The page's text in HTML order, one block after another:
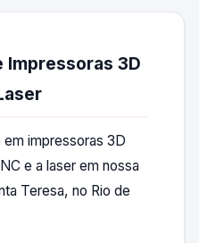
3D
em impressoras 3D
e a laser em nossa
Teresa, no Rio de